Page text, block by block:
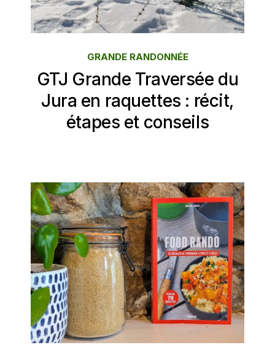
GTJ Grande Traversée du
Jura en raquettes : récit,
étapes et conseils
GRANDE RANDONNÉE